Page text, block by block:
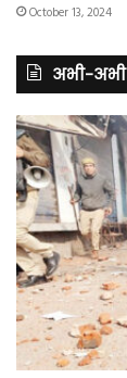
October 13, 2024
अभी-अभी